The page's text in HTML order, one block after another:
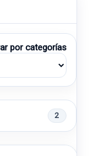
por categorías
2